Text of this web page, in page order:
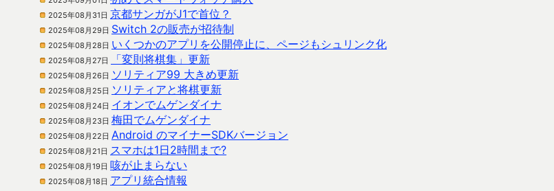
2025年08月31日 京都サンガがJ1で首位？
2025年08月29日 Switch 2の販売が招待制
2025年08月28日 いくつかのアプリを公開停止に、ページもシュリンク化
2025年08月27日 「変則将棋集」更新
2025年08月26日 ソリティア99 大きめ更新
2025年08月25日 ソリティアと将棋更新
2025年08月24日 イオンでムゲンダイナ
2025年08月23日 梅田でムゲンダイナ
2025年08月22日 Android のマイナーSDKバージョン
2025年08月21日 スマホは1日2時間まで?
2025年08月19日 咳が止まらない
2025年08月18日 アプリ統合情報